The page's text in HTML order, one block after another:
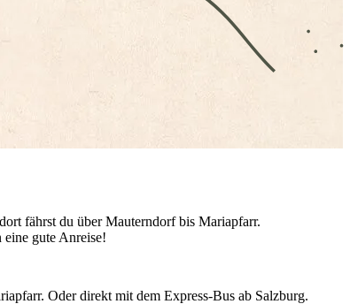
fährst du über Mauterndorf bis Mariapfarr.
gute Anreise!
Oder direkt mit dem Express-Bus ab Salzburg.